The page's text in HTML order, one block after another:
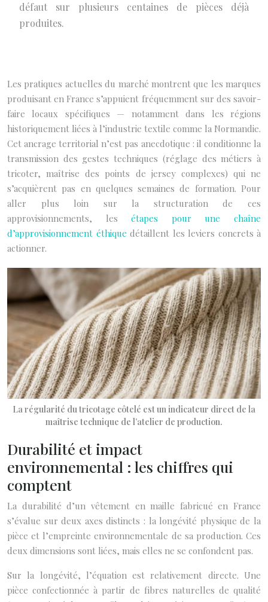
défaut sur plusieurs centaines de pièces déjà
produites.
Les pratiques actuelles du marché montrent que les marques
produisant en France s’appuient fréquemment sur des savoir-
faire locaux spécifiques — notamment dans les régions
historiquement liées à l’industrie textile comme la Normandie.
Cet ancrage territorial n’est pas anecdotique : il conditionne la
transmission des gestes techniques (réglage des métiers à
tricoter, maîtrise des points de jersey complexes) qui ne
s’acquièrent pas en quelques semaines de formation. Pour
aller plus loin sur la structuration de ces
approvisionnements, lesétapes pour une chaîne
d’approvisionnement éthique détaillent les leviers concrets à
actionner.
La régularité du tricotage côtelé est un indicateur direct de la
maîtrise technique de l’atelier de production.
Durabilité et impact
environnemental : les chiffres qui
comptent
La durabilité d’un vêtement en maille fabricué en France
s’évalue sur deux axes distincts : la longévité physique de la
pièce et l’empreinte environnementale de sa production. Ces
deux dimensions sont liées, mais elles ne se confondent pas.
Sur la longévité, l’équation est relativement directe. Une
pièce confectionnée à partir de fibres naturelles de qualité